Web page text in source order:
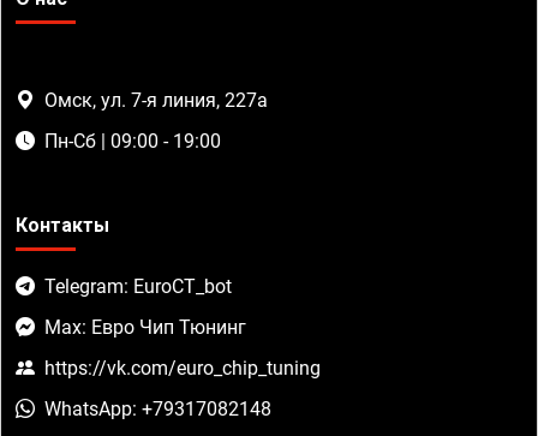
Омск, ул. 7-я линия, 227а
Пн-Сб | 09:00 - 19:00
Контакты
Telegram: EuroCT_bot
Max: Евро Чип Тюнинг
https://vk.com/euro_chip_tuning
WhatsApp: +79317082148